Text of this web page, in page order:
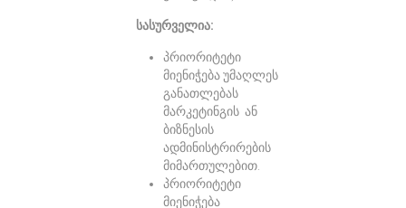
სასურველია:
პრიორიტეტი
მიენიჭება უმაღლეს
განათლებას
მარკეტინგის ან
ბიზნესის
ადმინისტრირების
მიმართულებით.
პრიორიტეტი
მიენიჭება